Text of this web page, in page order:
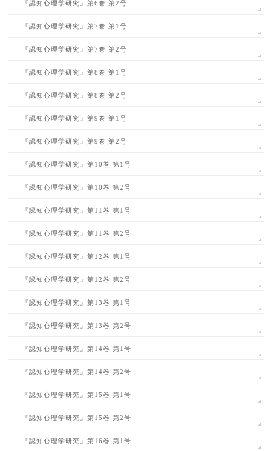
『認知心理学研究』第6巻 第2号
『認知心理学研究』第7巻 第1号
『認知心理学研究』第7巻 第2号
『認知心理学研究』第8巻 第1号
『認知心理学研究』第8巻 第2号
『認知心理学研究』第9巻 第1号
『認知心理学研究』第9巻 第2号
『認知心理学研究』第10巻 第1号
『認知心理学研究』第10巻 第2号
『認知心理学研究』第11巻 第1号
『認知心理学研究』第11巻 第2号
『認知心理学研究』第12巻 第1号
『認知心理学研究』第12巻 第2号
『認知心理学研究』第13巻 第1号
『認知心理学研究』第13巻 第2号
『認知心理学研究』第14巻 第1号
『認知心理学研究』第14巻 第2号
『認知心理学研究』第15巻 第1号
『認知心理学研究』第15巻 第2号
『認知心理学研究』第16巻 第1号